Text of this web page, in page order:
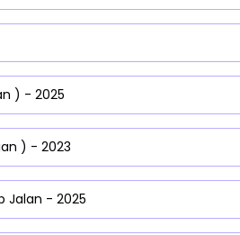
) - 2025
) - 2023
Jalan - 2025